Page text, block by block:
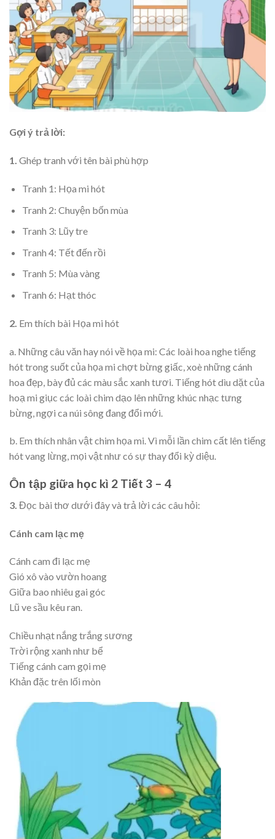
Gợi ý trả lời:
1. Ghép tranh với tên bài phù hợp
Tranh 1: Họa mi hót
Tranh 2: Chuyện bốn mùa
Tranh 3: Lũy tre
Tranh 4: Tết đến rồi
Tranh 5: Mùa vàng
Tranh 6: Hạt thóc
2. Em thích bài Họa mi hót
a. Những câu văn hay nói về họa mi: Các loài hoa nghe tiếng
hót trong suốt của họa mi chợt bừng giấc, xoè những cánh
hoa đẹp, bày đủ các màu sắc xanh tươi. Tiếng hót dìu dặt của
hoạ mi giục các loài chim dạo lên những khúc nhạc tưng
bừng, ngợi ca núi sông đang đổi mới.
b. Em thích nhân vật chim họa mi. Vì mỗi lần chim cất lên tiếng
hót vang lừng, mọi vật như có sự thay đổi kỳ diệu.
Ôn tập giữa học kì 2 Tiết 3 – 4
3. Đọc bài thơ dưới đây và trả lời các câu hỏi:
Cánh cam lạc mẹ
Cánh cam đi lạc mẹ
Gió xô vào vườn hoang
Giữa bao nhiêu gai góc
Lũ ve sầu kêu ran.
Chiều nhạt nắng trắng sương
Trời rộng xanh như bể
Tiếng cánh cam gọi mẹ
Khản đặc trên lối mòn